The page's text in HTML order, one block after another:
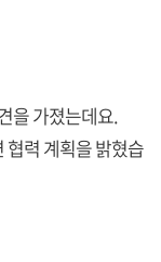
을 가졌는데요.
협력 계획을 밝혔습